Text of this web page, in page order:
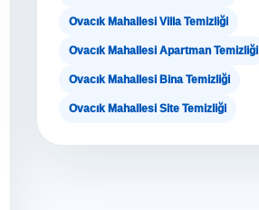
Ovacık Mahallesi Villa Temizliği
Ovacık Mahallesi Apartman Temizliği
Ovacık Mahallesi Bina Temizliği
Ovacık Mahallesi Site Temizliği